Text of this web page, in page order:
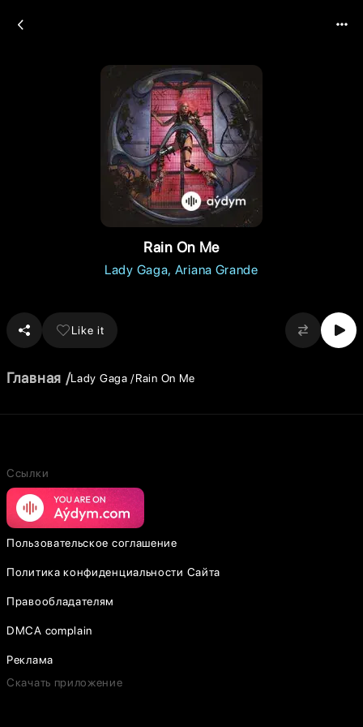
Rain On Me
Lady Gaga Ariana Grande
Like it
Главная Lady Gaga Rain On Me
Ссылки
Пользовательское соглашение
Политика конфиденциальности Сайта
Правообладателям
DMCA complain
Реклама
Скачать приложение